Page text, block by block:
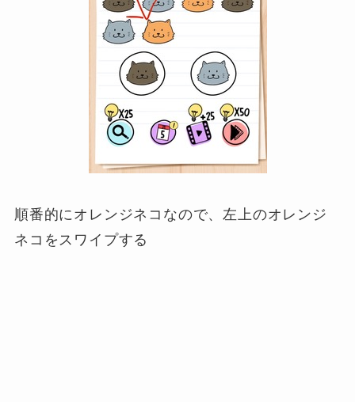
順番的にオレンジネコなので、左上のオレンジ
ネコをスワイプする